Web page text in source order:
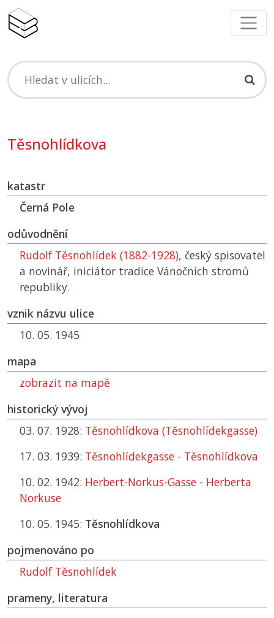
Těsnohlídkova
katastr
Černá Pole
odůvodnění
Rudolf Těsnohlídek (1882-1928), český spisovatel
a novinář, iniciátor tradice Vánočních stromů
republiky.
vznik názvu ulice
10. 05. 1945
mapa
zobrazit na mapě
historický vývoj
03. 07. 1928: Těsnohlídkova (Těsnohlídekgasse)
17. 03. 1939: Těsnohlídekgasse - Těsnohlídkova
10. 02. 1942: Herbert-Norkus-Gasse - Herberta
Norkuse
10. 05. 1945: Těsnohlídkova
pojmenováno po
Rudolf Těsnohlídek
prameny, literatura